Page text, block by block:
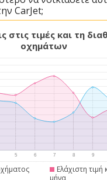
CarJet;
στις τιμές και τη
οχημάτων
Ελάχιστη